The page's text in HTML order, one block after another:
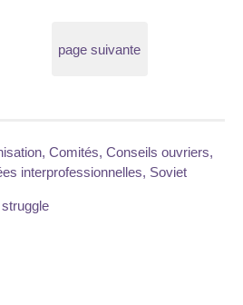
page suivante
Comités, Conseils ouvriers,
interprofessionnelles, Soviet